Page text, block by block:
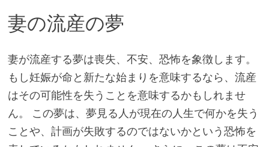
妻の流産の夢
妻が流産する夢は喪失、不安、恐怖を象徴します。
もし妊娠が命と新たな始まりを意味するなら、流産
はその可能性を失うことを意味するかもしれませ
ん。 この夢は、夢見る人が現在の人生で何かを失う
ことや、計画が失敗するのではないかという恐怖を